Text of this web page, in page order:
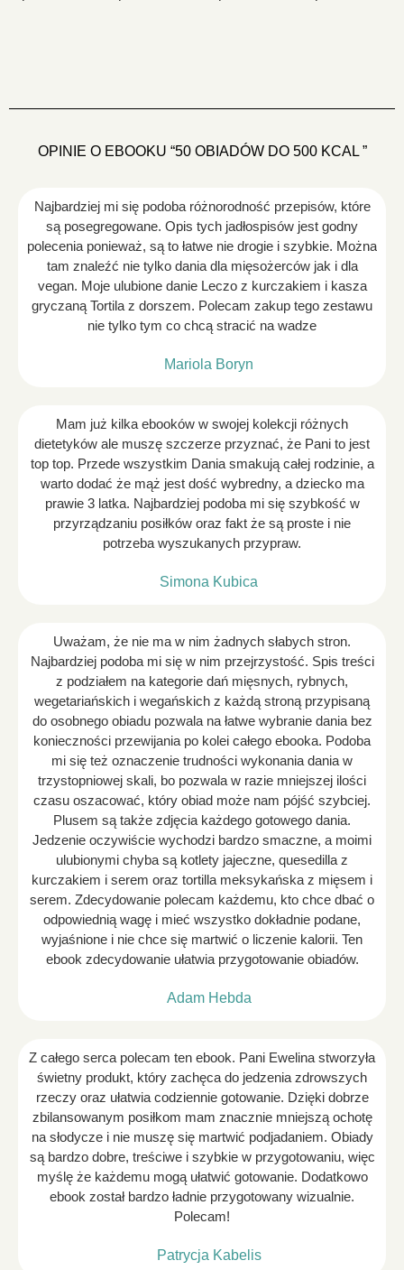
OPINIE O EBOOKU “50 OBIADÓW DO 500 KCAL ”
Najbardziej mi się podoba różnorodność przepisów, które
są posegregowane. Opis tych jadłospisów jest godny
polecenia ponieważ, są to łatwe nie drogie i szybkie. Można
tam znaleźć nie tylko dania dla mięsożerców jak i dla
vegan. Moje ulubione danie Leczo z kurczakiem i kasza
gryczaną Tortila z dorszem. Polecam zakup tego zestawu
nie tylko tym co chcą stracić na wadze
Mariola Boryn
Mam już kilka ebooków w swojej kolekcji różnych
dietetyków ale muszę szczerze przyznać, że Pani to jest
top top. Przede wszystkim Dania smakują całej rodzinie, a
warto dodać że mąż jest dość wybredny, a dziecko ma
prawie 3 latka. Najbardziej podoba mi się szybkość w
przyrządzaniu posiłków oraz fakt że są proste i nie
potrzeba wyszukanych przypraw.
Simona Kubica
Uważam, że nie ma w nim żadnych słabych stron.
Najbardziej podoba mi się w nim przejrzystość. Spis treści
z podziałem na kategorie dań mięsnych, rybnych,
wegetariańskich i wegańskich z każdą stroną przypisaną
do osobnego obiadu pozwala na łatwe wybranie dania bez
konieczności przewijania po kolei całego ebooka. Podoba
mi się też oznaczenie trudności wykonania dania w
trzystopniowej skali, bo pozwala w razie mniejszej ilości
czasu oszacować, który obiad może nam pójść szybciej.
Plusem są także zdjęcia każdego gotowego dania.
Jedzenie oczywiście wychodzi bardzo smaczne, a moimi
ulubionymi chyba są kotlety jajeczne, quesedilla z
kurczakiem i serem oraz tortilla meksykańska z mięsem i
serem. Zdecydowanie polecam każdemu, kto chce dbać o
odpowiednią wagę i mieć wszystko dokładnie podane,
wyjaśnione i nie chce się martwić o liczenie kalorii. Ten
ebook zdecydowanie ułatwia przygotowanie obiadów.
Adam Hebda
Z całego serca polecam ten ebook. Pani Ewelina stworzyła
świetny produkt, który zachęca do jedzenia zdrowszych
rzeczy oraz ułatwia codziennie gotowanie. Dzięki dobrze
zbilansowanym posiłkom mam znacznie mniejszą ochotę
na słodycze i nie muszę się martwić podjadaniem. Obiady
są bardzo dobre, treściwe i szybkie w przygotowaniu, więc
myślę że każdemu mogą ułatwić gotowanie. Dodatkowo
ebook został bardzo ładnie przygotowany wizualnie.
Polecam!
Patrycja Kabelis